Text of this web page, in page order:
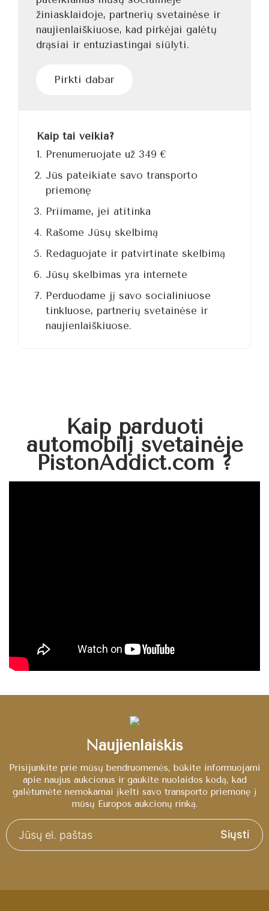
žiniasklaidoje, partnerių svetainėse ir
naujienlaiškiuose, kad pirkėjai galėtų
drąsiai ir entuziastingai siūlyti.
Pirkti dabar
Kaip tai veikia?
Prenumeruojate už 349 €
Jūs pateikiate savo transporto
priemonę
Priimame, jei atitinka
Rašome Jūsų skelbimą
Redaguojate ir patvirtinate skelbimą
Jūsų skelbimas yra internete
Perduodame jį savo socialiniuose
tinkluose, partnerių svetainėse ir
naujienlaiškiuose.
Kaip parduoti
automobilį svetainėje
PistonAddict.com ?
Naujienlaiškis
Prisijunkite prie mūsų bendruomenės, būkite informuojami
apie naujus aukcionus ir gaukite nuolaidos kodą, kad
galėtumėte nemokamai įkelti savo transporto priemonę į
mūsų Europos aukcionų rinką.
Siųsti